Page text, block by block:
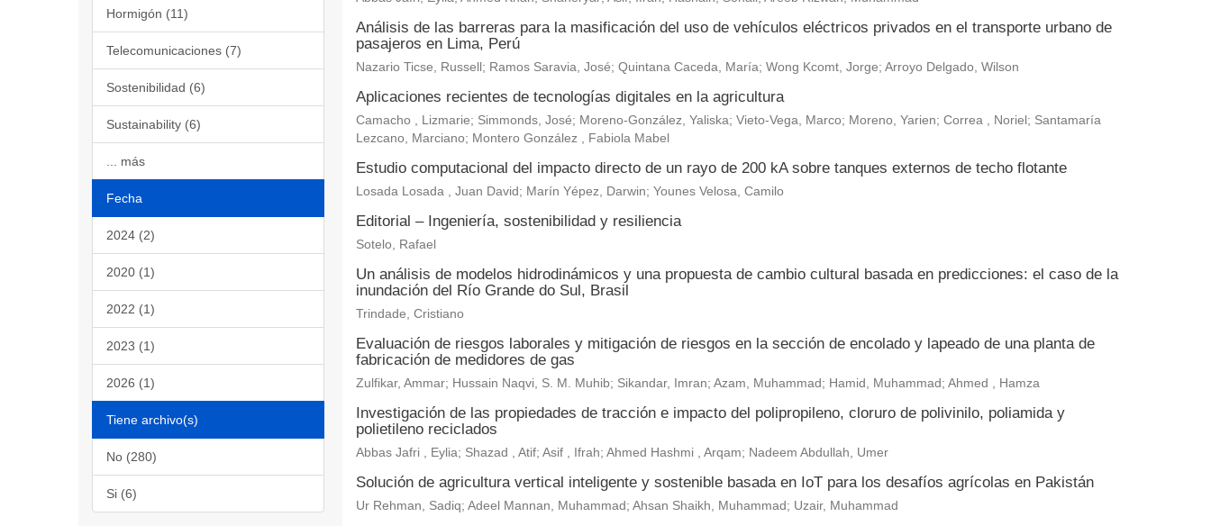
Hormigón (11)
Telecomunicaciones (7)
Sostenibilidad (6)
Sustainability (6)
... más
Fecha
2024 (2)
2020 (1)
2022 (1)
2023 (1)
2026 (1)
Tiene archivo(s)
No (280)
Si (6)
Análisis de las barreras para la masificación del uso de vehículos eléctricos privados en el transporte urbano de
pasajeros en Lima, Perú
Nazario Ticse, Russell; Ramos Saravia, José; Quintana Caceda, María; Wong Kcomt, Jorge; Arroyo Delgado, Wilson
Aplicaciones recientes de tecnologías digitales en la agricultura
Camacho , Lizmarie; Simmonds, José; Moreno-González, Yaliska; Vieto-Vega, Marco; Moreno, Yarien; Correa , Noriel; Santamaría
Lezcano, Marciano; Montero González , Fabiola Mabel
Estudio computacional del impacto directo de un rayo de 200 kA sobre tanques externos de techo flotante
Losada Losada , Juan David; Marín Yépez, Darwin; Younes Velosa, Camilo
Editorial – Ingeniería, sostenibilidad y resiliencia
Sotelo, Rafael
Un análisis de modelos hidrodinámicos y una propuesta de cambio cultural basada en predicciones: el caso de la
inundación del Río Grande do Sul, Brasil
Trindade, Cristiano
Evaluación de riesgos laborales y mitigación de riesgos en la sección de encolado y lapeado de una planta de
fabricación de medidores de gas
Zulfikar, Ammar; Hussain Naqvi, S. M. Muhib; Sikandar, Imran; Azam, Muhammad; Hamid, Muhammad; Ahmed , Hamza
Investigación de las propiedades de tracción e impacto del polipropileno, cloruro de polivinilo, poliamida y
polietileno reciclados
Abbas Jafri , Eylia; Shazad , Atif; Asif , Ifrah; Ahmed Hashmi , Arqam; Nadeem Abdullah, Umer
Solución de agricultura vertical inteligente y sostenible basada en IoT para los desafíos agrícolas en Pakistán
Ur Rehman, Sadiq; Adeel Mannan, Muhammad; Ahsan Shaikh, Muhammad; Uzair, Muhammad